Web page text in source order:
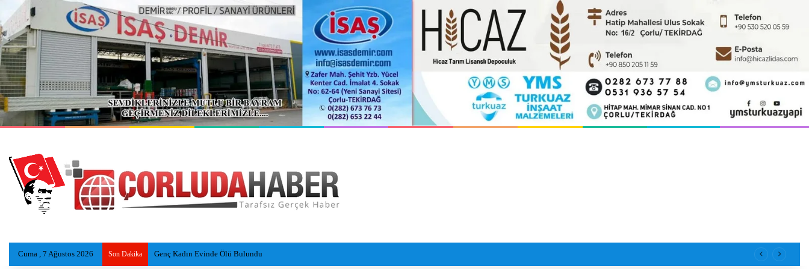
Cuma , 7 Ağustos 2026 Son Dakika Genç Kadın Evinde Ölü Bulundu